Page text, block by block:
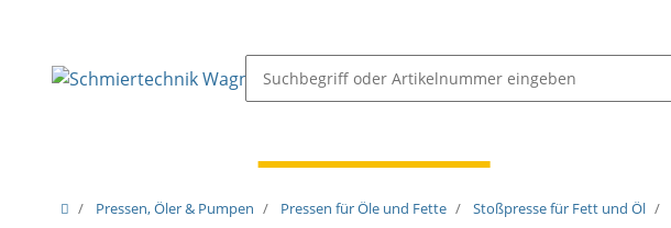
Pressen, Öler & Pumpen Pressen für Öle und Fette Stoßpresse für Fett und Öl